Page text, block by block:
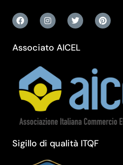
Associato AICEL
Sigillo di qualità ITQF